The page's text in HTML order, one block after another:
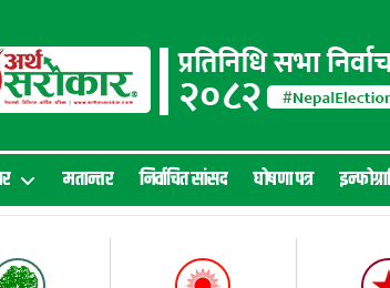
मतान्तर निर्वाचित सांसद घोषणा पत्र